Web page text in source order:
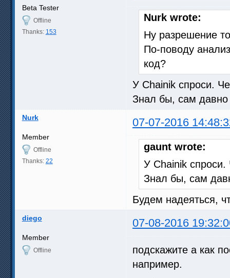
Beta Tester
Offline
Thanks: 153
Nurk wrote:
Ну разрешение
По-поводу
код?
У Chainik спроси.
Знал бы, сам
Nurk 07-07-2016
Member
Offline
Thanks: 22
gaunt wrote:
У Chainik
Знал бы, сам
Будем надеяться,
diego 07-08-2016
Member
Offline
подскажите а как
например.